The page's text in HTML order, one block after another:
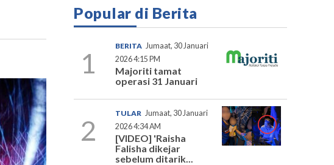
Popular di Berita
1
BERITA Jumaat, 30 Januari
2026 4:15 PM
Majoriti tamat
operasi 31 Januari
2
TULAR Jumaat, 30 Januari
2026 4:34 AM
[VIDEO] 'Raisha
Falisha dikejar
sebelum ditarik...